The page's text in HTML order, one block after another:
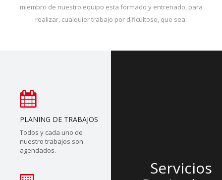
miembro de nuestro equipo esta formado y entrenado, para
realizar, cualquier trabajo por dificultoso, que sea.
PLANING DE TRABAJOS
Todos y cada uno de
nuestro trabajos son
agendados.
Servicios